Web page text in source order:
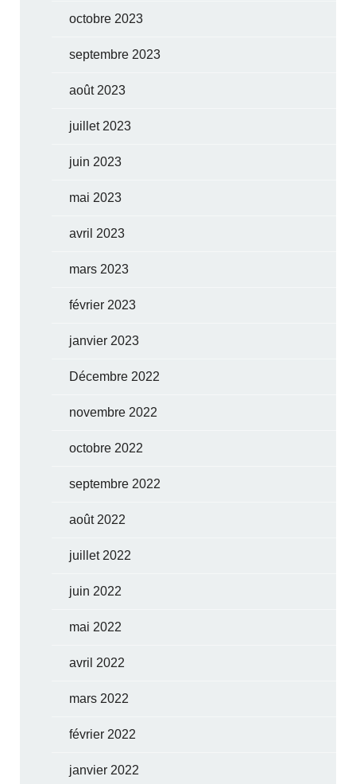
octobre 2023
septembre 2023
août 2023
juillet 2023
juin 2023
mai 2023
avril 2023
mars 2023
février 2023
janvier 2023
Décembre 2022
novembre 2022
octobre 2022
septembre 2022
août 2022
juillet 2022
juin 2022
mai 2022
avril 2022
mars 2022
février 2022
janvier 2022